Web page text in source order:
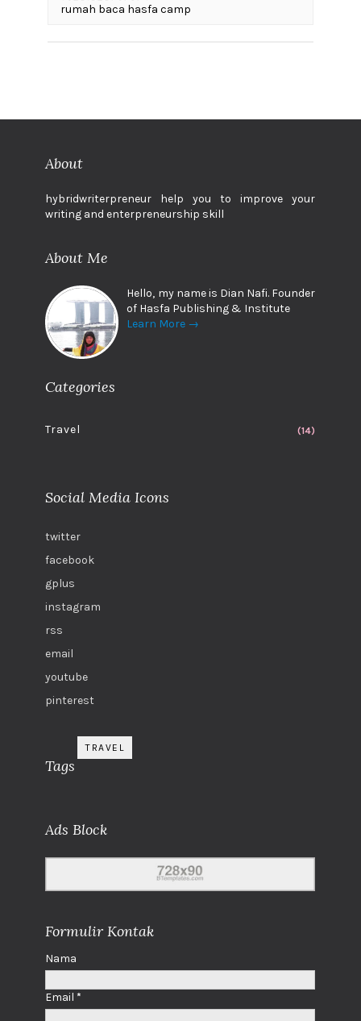
rumah baca hasfa camp
About
hybridwriterpreneur help you to improve your
writing and enterpreneurship skill
About Me
Hello, my name is Dian Nafi. Founder
of Hasfa Publishing & Institute
Learn More →
Categories
Travel (14)
Social Media Icons
twitter
facebook
gplus
instagram
rss
email
youtube
pinterest
Tags
TRAVEL
Ads Block
Formulir Kontak
Nama
Email *